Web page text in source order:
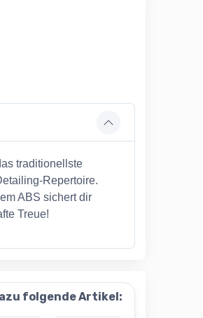
traditionellste
Repertoire.
ABS sichert dir
Treue!
folgende Artikel: